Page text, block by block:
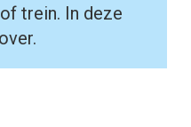
trein. In deze